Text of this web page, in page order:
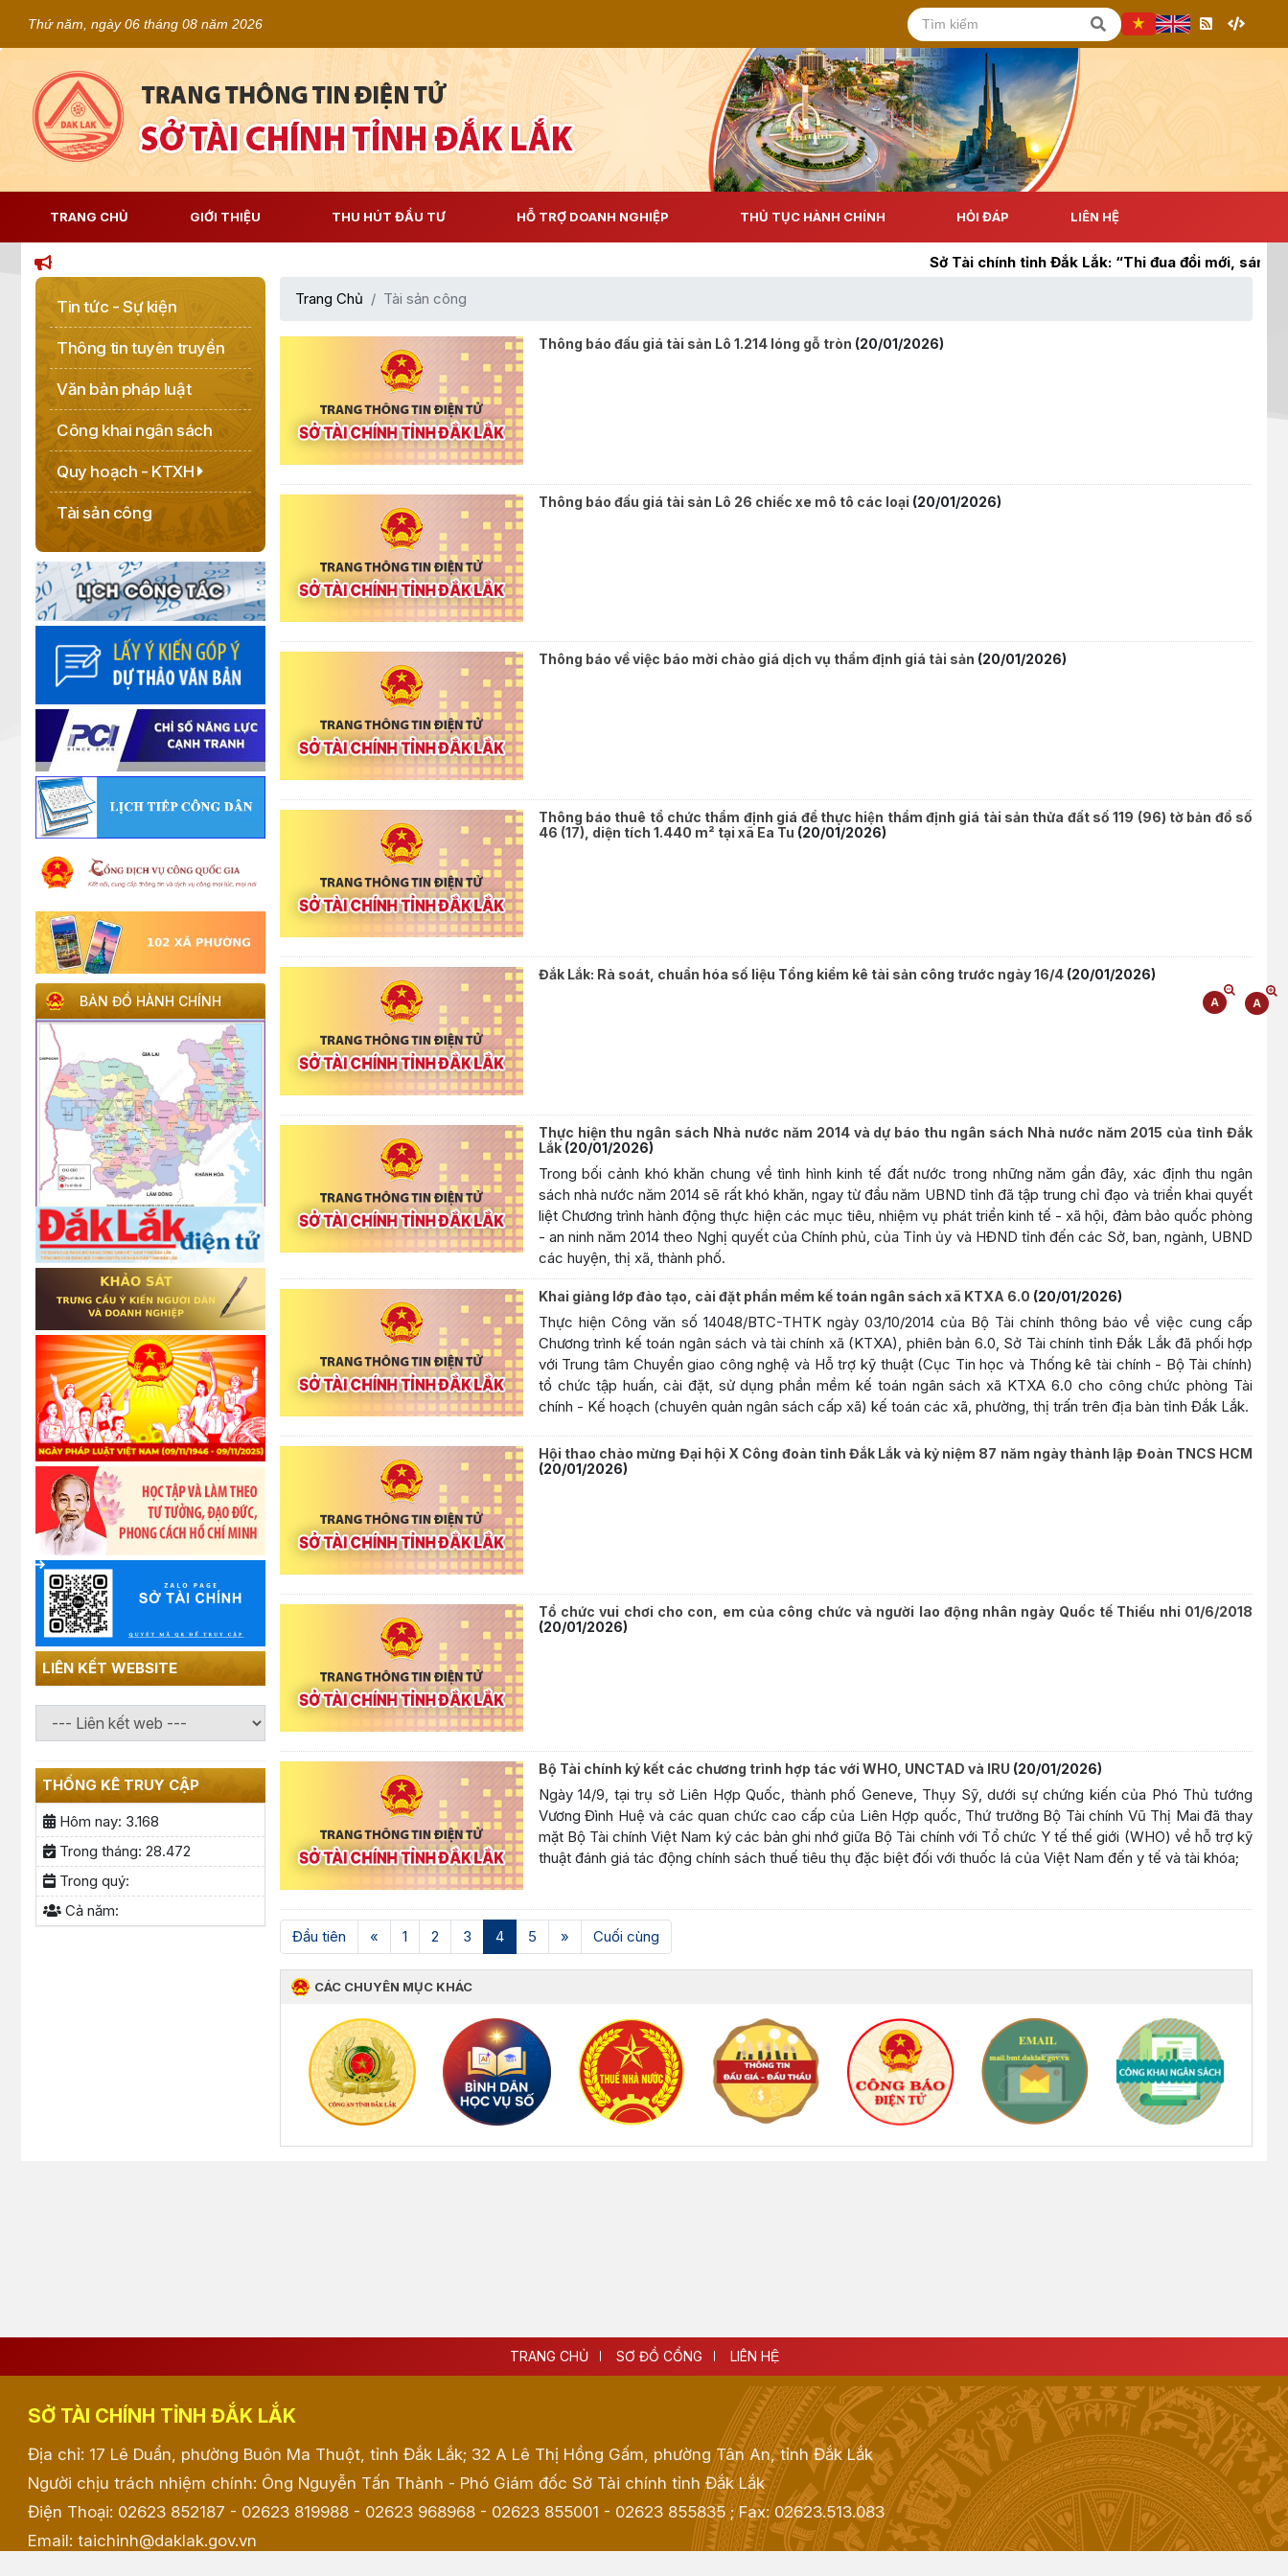
Thứ năm, ngày 06 tháng 08 năm 2026
TRANG CHỦ GIỚI THIỆU THU HÚT ĐẦU TƯ HỖ TRỢ DOANH NGHIỆP THỦ TỤC HÀNH CHÍNH HỎI ĐÁP LIÊN HỆ
Sở Tài chính tỉnh Đắk Lắk: “Thi đua đổi mới, sáng tạo,
Tin tức - Sự kiện
Thông tin tuyên truyền
Văn bản pháp luật
Công khai ngân sách
Quy hoạch - KTXH
Tài sản công
BẢN ĐỒ HÀNH CHÍNH
LIÊN KẾT WEBSITE
THỐNG KÊ TRUY CẬP
Hôm nay: 3.168
Trong tháng: 28.472
Trong quý:
Cả năm:
Trang Chủ Tài sản công
Thông báo đấu giá tài sản Lô 1.214 lóng gỗ tròn (20/01/2026)
Thông báo đấu giá tài sản Lô 26 chiếc xe mô tô các loại (20/01/2026)
Thông báo về việc báo mời chào giá dịch vụ thẩm định giá tài sản (20/01/2026)
Thông báo thuê tổ chức thẩm định giá để thực hiện thẩm định giá tài sản thửa đất số 119 (96) tờ bản đồ số
46 (17), diện tích 1.440 m² tại xã Ea Tu (20/01/2026)
Đắk Lắk: Rà soát, chuẩn hóa số liệu Tổng kiểm kê tài sản công trước ngày 16/4 (20/01/2026)
Thực hiện thu ngân sách Nhà nước năm 2014 và dự báo thu ngân sách Nhà nước năm 2015 của tỉnh Đắk
Lắk (20/01/2026)
Trong bối cảnh khó khăn chung về tình hình kinh tế đất nước trong những năm gần đây, xác định thu ngân
sách nhà nước năm 2014 sẽ rất khó khăn, ngay từ đầu năm UBND tỉnh đã tập trung chỉ đạo và triển khai quyết
liệt Chương trình hành động thực hiện các mục tiêu, nhiệm vụ phát triển kinh tế - xã hội, đảm bảo quốc phòng
- an ninh năm 2014 theo Nghị quyết của Chính phủ, của Tỉnh ủy và HĐND tỉnh đến các Sở, ban, ngành, UBND
các huyện, thị xã, thành phố.
Khai giảng lớp đào tạo, cài đặt phần mềm kế toán ngân sách xã KTXA 6.0 (20/01/2026)
Thực hiện Công văn số 14048/BTC-THTK ngày 03/10/2014 của Bộ Tài chính thông báo về việc cung cấp
Chương trình kế toán ngân sách và tài chính xã (KTXA), phiên bản 6.0, Sở Tài chính tỉnh Đắk Lắk đã phối hợp
với Trung tâm Chuyển giao công nghệ và Hỗ trợ kỹ thuật (Cục Tin học và Thống kê tài chính - Bộ Tài chính)
tổ chức tập huấn, cài đặt, sử dụng phần mềm kế toán ngân sách xã KTXA 6.0 cho công chức phòng Tài
chính - Kế hoạch (chuyên quản ngân sách cấp xã) kế toán các xã, phường, thị trấn trên địa bàn tỉnh Đắk Lắk.
Hội thao chào mừng Đại hội X Công đoàn tỉnh Đắk Lắk và kỷ niệm 87 năm ngày thành lập Đoàn TNCS HCM
(20/01/2026)
Tổ chức vui chơi cho con, em của công chức và người lao động nhân ngày Quốc tế Thiếu nhi 01/6/2018
(20/01/2026)
Bộ Tài chính ký kết các chương trình hợp tác với WHO, UNCTAD và IRU (20/01/2026)
Ngày 14/9, tại trụ sở Liên Hợp Quốc, thành phố Geneve, Thụy Sỹ, dưới sự chứng kiến của Phó Thủ tướng
Vương Đình Huệ và các quan chức cao cấp của Liên Hợp quốc, Thứ trưởng Bộ Tài chính Vũ Thị Mai đã thay
mặt Bộ Tài chính Việt Nam ký các bản ghi nhớ giữa Bộ Tài chính với Tổ chức Y tế thế giới (WHO) về hỗ trợ kỹ
thuật đánh giá tác động chính sách thuế tiêu thụ đặc biệt đối với thuốc lá của Việt Nam đến y tế và tài khóa;
Đầu tiên « 1 2 3 4(current)
5 » Cuối cùng
CÁC CHUYÊN MỤC KHÁC
TRANG CHỦ SƠ ĐỒ CỔNG LIÊN HỆ
SỞ TÀI CHÍNH TỈNH ĐẮK LẮK
Địa chỉ: 17 Lê Duẩn, phường Buôn Ma Thuột, tỉnh Đắk Lắk; 32 A Lê Thị Hồng Gấm, phường Tân An, tỉnh Đắk Lắk
Người chịu trách nhiệm chính: Ông Nguyễn Tấn Thành - Phó Giám đốc Sở Tài chính tỉnh Đắk Lắk
Điện Thoại: 02623 852187 - 02623 819988 - 02623 968968 - 02623 855001 - 02623 855835; Fax:02623.513.083
Email: taichinh@daklak.gov.vn